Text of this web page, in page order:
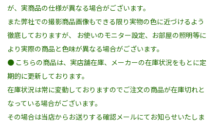
が、実商品の仕様が異なる場合がございます。
また弊社での撮影商品画像もできる限り実物の色に近づけるよう
徹底しておりますが、 お使いのモニター設定、お部屋の照明等に
より実際の商品と色味が異なる場合がございます。
● こちらの商品は、実店舗在庫、メーカーの在庫状況をもとに定
期的に更新しております。
在庫状況は常に変動しておりますのでご注文の商品が在庫切れと
なっている場合がございます。
その場合は当店からお送りする確認メールにてお知らせいたしま